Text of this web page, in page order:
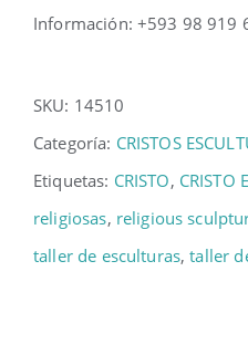
Información: +593 98 919
SKU: 14510
Categoría: CRISTOS
Etiquetas: CRISTO, CRISTO
religiosas, religious
taller de esculturas,taller